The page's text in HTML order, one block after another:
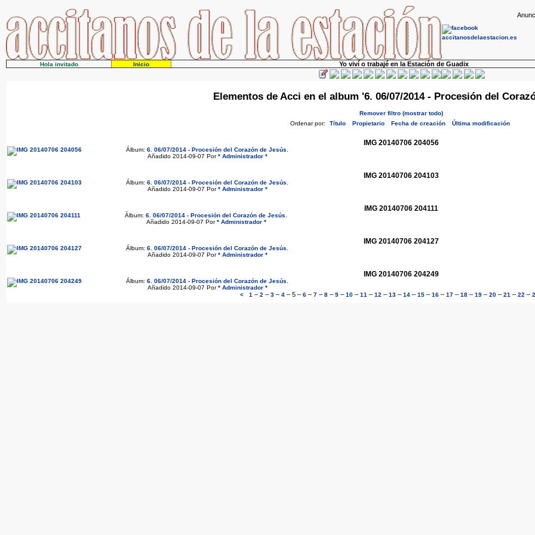
Hola invitado Inicio Yo viví o trabajé en la Estación de Guadix
Elementos de Acci en el album '6. 06/07/2014 - Procesión del
Remover filtro (mostrar todo)
Ordenar por:
Título Propietario Fecha de creación Última modificación
IMG 20140706 204056
Álbum: 6. 06/07/2014 - Procesión del Corazón de Jesús
Añadido 2014-09-07 Por* Administrador *
IMG 20140706 204103
Álbum: 6. 06/07/2014 - Procesión del Corazón de Jesús
Añadido 2014-09-07 Por* Administrador *
IMG 20140706 204111
Álbum: 6. 06/07/2014 - Procesión del Corazón de Jesús
Añadido 2014-09-07 Por* Administrador *
IMG 20140706 204127
Álbum: 6. 06/07/2014 - Procesión del Corazón de Jesús
Añadido 2014-09-07 Por* Administrador *
IMG 20140706 204249
Álbum: 6. 06/07/2014 - Procesión del Corazón de Jesús
Añadido 2014-09-07 Por* Administrador *
<
1 – 2 – 3 – 4 – 5 – 6 – 7 – 8 – 9 – 10 – 11 – 12 – 13 – 14 – 15 – 16 – 17 – 18 – 19 – 20 – 21 – 22 –